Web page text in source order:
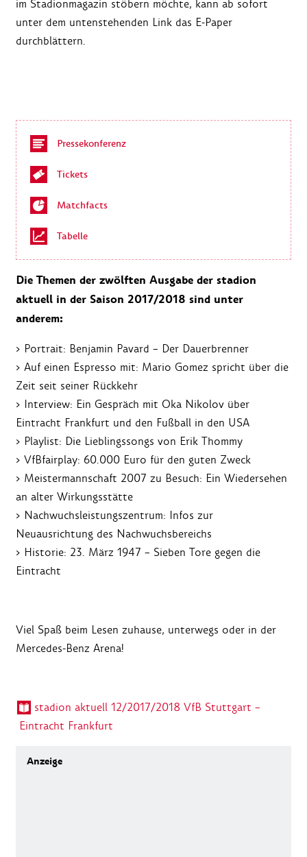
im Stadionmagazin stöbern möchte, kann ab sofort
unter dem untenstehenden Link das E-Paper
durchblättern.
Pressekonferenz
Tickets
Matchfacts
Tabelle
Die Themen der zwölften Ausgabe der stadion
aktuell in der Saison 2017/2018 sind unter
anderem:
> Portrait: Benjamin Pavard – Der Dauerbrenner
> Auf einen Espresso mit: Mario Gomez spricht über die
Zeit seit seiner Rückkehr
> Interview: Ein Gespräch mit Oka Nikolov über
Eintracht Frankfurt und den Fußball in den USA
> Playlist: Die Lieblingssongs von Erik Thommy
> VfBfairplay: 60.000 Euro für den guten Zweck
> Meistermannschaft 2007 zu Besuch: Ein Wiedersehen
an alter Wirkungsstätte
> Nachwuchsleistungszentrum: Infos zur
Neuausrichtung des Nachwuchsbereichs
> Historie: 23. März 1947 – Sieben Tore gegen die
Eintracht
Viel Spaß beim Lesen zuhause, unterwegs oder in der
Mercedes-Benz Arena!
stadion aktuell 12/2017/2018 VfB Stuttgart –
Eintracht Frankfurt